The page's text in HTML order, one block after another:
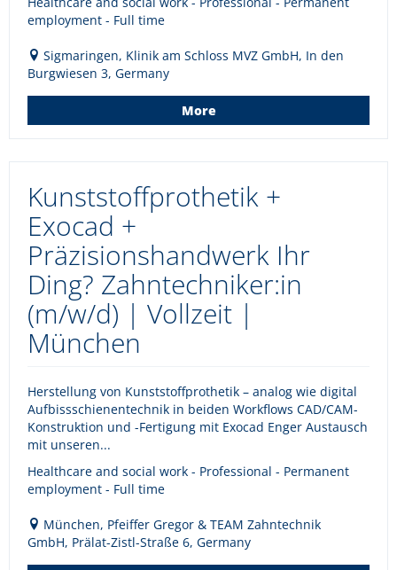
employment - Full time
Sigmaringen, Klinik am Schloss MVZ GmbH, In den
Burgwiesen 3, Germany
More
Kunststoffprothetik +
Exocad +
Präzisionshandwerk Ihr
Ding? Zahntechniker:in
(m/w/d) | Vollzeit |
München
Herstellung von Kunststoffprothetik – analog wie digital
Aufbissschienentechnik in beiden Workflows CAD/CAM-
Konstruktion und -Fertigung mit Exocad Enger Austausch
mit unseren...
Healthcare and social work - Professional - Permanent
employment - Full time
München, Pfeiffer Gregor & TEAM Zahntechnik
GmbH, Prälat-Zistl-Straße 6, Germany